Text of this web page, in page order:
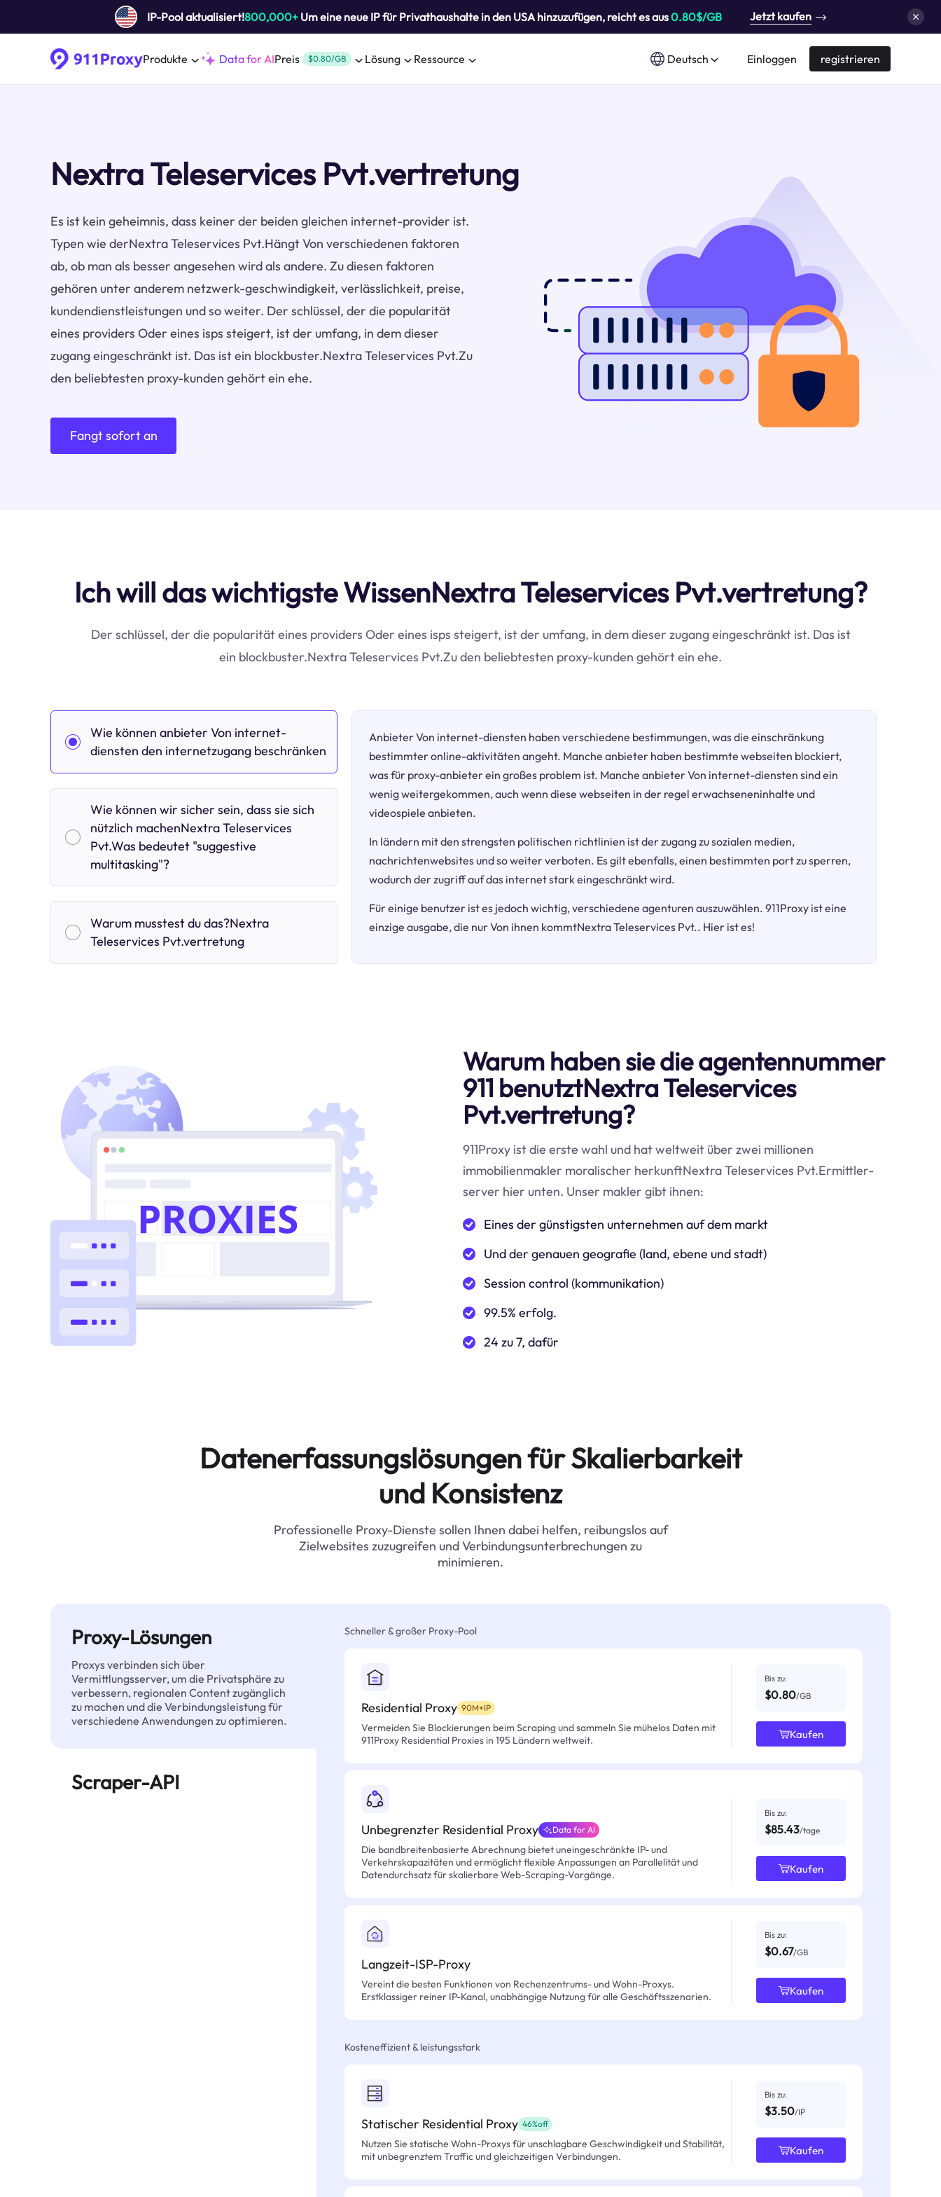
IP-Pool aktualisiert!800,000+Um eine neue IP für Privathaushalte in den USA hinzuzufügen, reicht es aus0.80$/GB Jetzt kaufen
Produkte Data for AIPreis $0.80/GB Lösung Ressource Deutsch Einloggen registrieren
Nextra Teleservices Pvt.vertretung
Es ist kein geheimnis, dass keiner der beiden gleichen internet-provider ist.
Typen wie derNextra Teleservices Pvt.Hängt Von verschiedenen faktoren
ab, ob man als besser angesehen wird als andere. Zu diesen faktoren
gehören unter anderem netzwerk-geschwindigkeit, verlässlichkeit, preise,
kundendienstleistungen und so weiter. Der schlüssel, der die popularität
eines providers Oder eines isps steigert, ist der umfang, in dem dieser
zugang eingeschränkt ist. Das ist ein blockbuster.Nextra Teleservices Pvt.Zu
den beliebtesten proxy-kunden gehört ein ehe.
Fangt sofort an
Ich will das wichtigste WissenNextra Teleservices Pvt.vertretung?
Der schlüssel, der die popularität eines providers Oder eines isps steigert, ist der umfang, in dem dieser zugang eingeschränkt ist. Das ist
ein blockbuster.Nextra Teleservices Pvt.Zu den beliebtesten proxy-kunden gehört ein ehe.
Wie können anbieter Von internet-
diensten den internetzugang beschränken
Wie können wir sicher sein, dass sie sich
nützlich machenNextra Teleservices
Pvt.Was bedeutet "suggestive
multitasking"?
Warum musstest du das?Nextra
Teleservices Pvt.vertretung
Anbieter Von internet-diensten haben verschiedene bestimmungen, was die einschränkung
bestimmter online-aktivitäten angeht. Manche anbieter haben bestimmte webseiten blockiert,
was für proxy-anbieter ein großes problem ist. Manche anbieter Von internet-diensten sind ein
wenig weitergekommen, auch wenn diese webseiten in der regel erwachseneninhalte und
videospiele anbieten.
In ländern mit den strengsten politischen richtlinien ist der zugang zu sozialen medien,
nachrichtenwebsites und so weiter verboten. Es gilt ebenfalls, einen bestimmten port zu sperren,
wodurch der zugriff auf das internet stark eingeschränkt wird.
Für einige benutzer ist es jedoch wichtig, verschiedene agenturen auszuwählen. 911Proxy ist eine
einzige ausgabe, die nur Von ihnen kommtNextra Teleservices Pvt.. Hier ist es!
Warum haben sie die agentennummer
911 benutztNextra Teleservices
Pvt.vertretung?
911Proxy ist die erste wahl und hat weltweit über zwei millionen
immobilienmakler moralischer herkunftNextra Teleservices Pvt.Ermittler-
server hier unten. Unser makler gibt ihnen:
Eines der günstigsten unternehmen auf dem markt
Und der genauen geografie (land, ebene und stadt)
Session control (kommunikation)
99.5% erfolg.
24 zu 7, dafür
Datenerfassungslösungen für Skalierbarkeit
und Konsistenz
Professionelle Proxy-Dienste sollen Ihnen dabei helfen, reibungslos auf
Zielwebsites zuzugreifen und Verbindungsunterbrechungen zu
minimieren.
Proxy-Lösungen
Proxys verbinden sich über
Vermittlungsserver, um die Privatsphäre zu
verbessern, regionalen Content zugänglich
zu machen und die Verbindungsleistung für
verschiedene Anwendungen zu optimieren.
Scraper-API
Schneller & großer Proxy-Pool
Residential Proxy 90M+IP
Vermeiden Sie Blockierungen beim Scraping und sammeln Sie mühelos Daten mit
911Proxy Residential Proxies in 195 Ländern weltweit.
Bis zu:
$0.80/GB
Kaufen
Unbegrenzter Residential Proxy Data for AI
Die bandbreitenbasierte Abrechnung bietet uneingeschränkte IP- und
Verkehrskapazitäten und ermöglicht flexible Anpassungen an Parallelität und
Datendurchsatz für skalierbare Web-Scraping-Vorgänge.
Bis zu:
$85.43/tage
Kaufen
Langzeit-ISP-Proxy
Vereint die besten Funktionen von Rechenzentrums- und Wohn-Proxys.
Erstklassiger reiner IP-Kanal, unabhängige Nutzung für alle Geschäftsszenarien.
Bis zu:
$0.67/GB
Kaufen
Kosteneffizient & leistungsstark
Statischer Residential Proxy 46%off
Nutzen Sie statische Wohn-Proxys für unschlagbare Geschwindigkeit und Stabilität,
mit unbegrenztem Traffic und gleichzeitigen Verbindungen.
Bis zu:
$3.50/IP
Kaufen